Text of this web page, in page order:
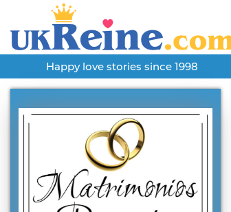
Happy love stories since 1998